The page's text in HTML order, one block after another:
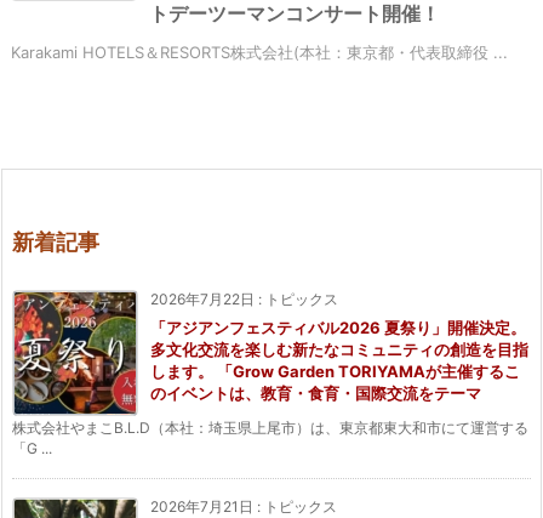
トデーツーマンコンサート開催！
Karakami HOTELS＆RESORTS株式会社(本社：東京都・代表取締役 ...
新着記事
2026年7月22日 : トピックス
「アジアンフェスティバル2026 夏祭り」開催決定。
多文化交流を楽しむ新たなコミュニティの創造を目指
します。 「Grow Garden TORIYAMAが主催するこ
のイベントは、教育・食育・国際交流をテーマ
株式会社やまこB.L.D（本社：埼玉県上尾市）は、東京都東大和市にて運営する
「G ...
2026年7月21日 : トピックス